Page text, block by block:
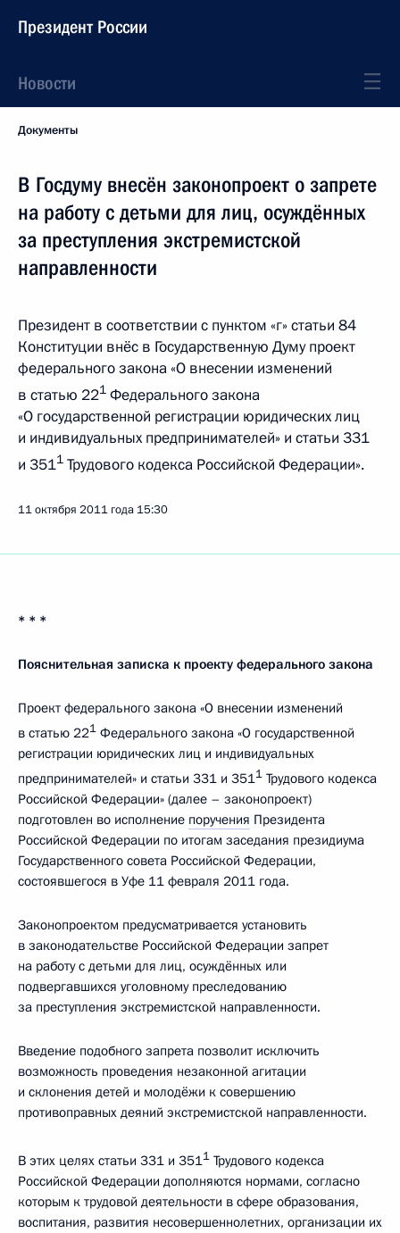
Президент России
Новости
Документы
В Госдуму внесён законопроект о запрете
на работу с детьми для лиц, осуждённых
за преступления экстремистской
направленности
Президент в соответствии с пунктом «г» статьи 84
Конституции внёс в Государственную Думу проект
федерального закона «О внесении изменений
в статью 221 Федерального закона
«О государственной регистрации юридических лиц
и индивидуальных предпринимателей» и статьи 331
и 3511 Трудового кодекса Российской Федерации».
11 октября 2011 года 15:30
* * *
Пояснительная записка к проекту федерального закона
Проект федерального закона «О внесении изменений
в статью 221 Федерального закона «О государственной
регистрации юридических лиц и индивидуальных
предпринимателей» и статьи 331 и 3511 Трудового кодекса
Российской Федерации» (далее – законопроект)
подготовлен во исполнение поручения Президента
Российской Федерации по итогам заседания президиума
Государственного совета Российской Федерации,
состоявшегося в Уфе 11 февраля 2011 года.
Законопроектом предусматривается установить
в законодательстве Российской Федерации запрет
на работу с детьми для лиц, осуждённых или
подвергавшихся уголовному преследованию
за преступления экстремистской направленности.
Введение подобного запрета позволит исключить
возможность проведения незаконной агитации
и склонения детей и молодёжи к совершению
противоправных деяний экстремистской направленности.
В этих целях статьи 331 и 3511 Трудового кодекса
Российской Федерации дополняются нормами, согласно
которым к трудовой деятельности в сфере образования,
воспитания, развития несовершеннолетних, организации их